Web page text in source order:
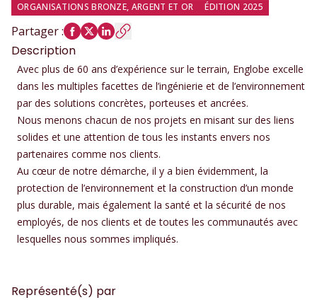
ORGANISATIONS BRONZE, ARGENT ET OR
ÉDITION 2025
Partager:
Description
Avec plus de 60 ans d’expérience sur le terrain, Englobe excelle
dans les multiples facettes de l’ingénierie et de l’environnement
par des solutions concrètes, porteuses et ancrées.
Nous menons chacun de nos projets en misant sur des liens
solides et une attention de tous les instants envers nos
partenaires comme nos clients.
Au cœur de notre démarche, il y a bien évidemment, la
protection de l’environnement et la construction d’un monde
plus durable, mais également la santé et la sécurité de nos
employés, de nos clients et de toutes les communautés avec
lesquelles nous sommes impliqués.
Représenté(s) par